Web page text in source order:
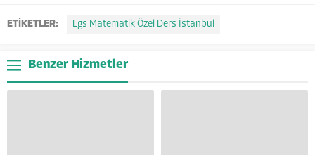
ETİKETLER: Lgs Matematik Özel Ders İstanbul
Benzer Hizmetler